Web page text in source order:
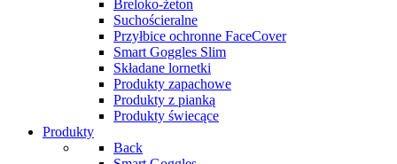
Breloko-żeton
Suchościeralne
Przyłbice ochronne FaceCover
Smart Goggles Slim
Składane lornetki
Produkty zapachowe
Produkty z pianką
Produkty świecące
Produkty
Back